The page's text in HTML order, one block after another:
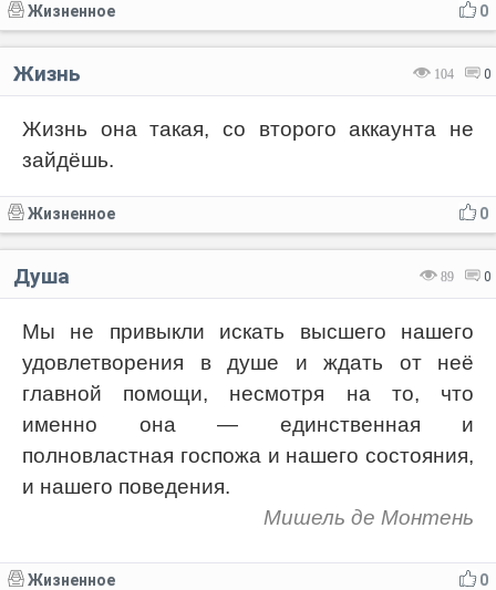
0
Жизненное
104 0
Жизнь
Жизнь она такая, со второго аккаунта не
зайдёшь.
0
Жизненное
89 0
Душа
Мы не привыкли искать высшего нашего
удовлетворения в душе и ждать от неё
главной помощи, несмотря на то, что
именно она — единственная и
полновластная госпожа и нашего состояния,
и нашего поведения.
Мишель де Монтень
0
Жизненное